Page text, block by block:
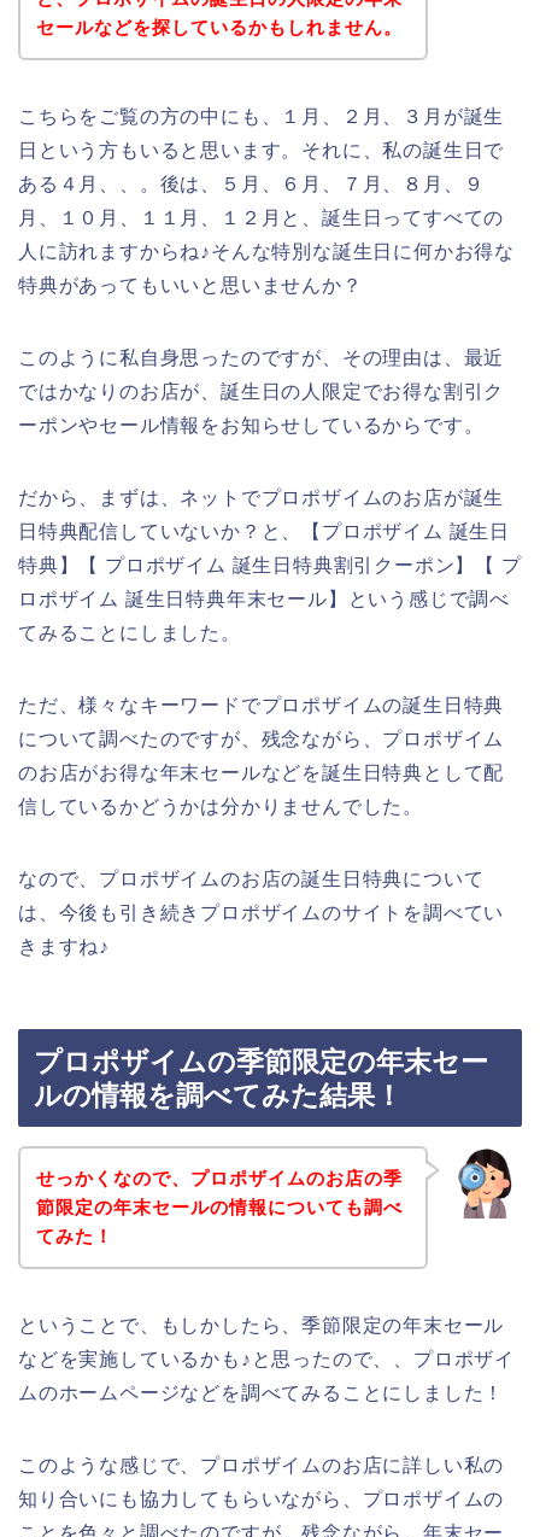
セールなどを探しているかもしれません。
こちらをご覧の方の中にも、１月、２月、３月が誕生
日という方もいると思います。それに、私の誕生日で
ある４月、、。後は、５月、６月、７月、８月、９
月、１０月、１１月、１２月と、誕生日ってすべての
人に訪れますからね♪そんな特別な誕生日に何かお得な
特典があってもいいと思いませんか？
このように私自身思ったのですが、その理由は、最近
ではかなりのお店が、誕生日の人限定でお得な割引ク
ーポンやセール情報をお知らせしているからです。
だから、まずは、ネットでプロポザイムのお店が誕生
日特典配信していないか？と、【プロポザイム 誕生日
特典】【 プロポザイム 誕生日特典割引クーポン】【 プ
ロポザイム 誕生日特典年末セール】という感じで調べ
てみることにしました。
ただ、様々なキーワードでプロポザイムの誕生日特典
について調べたのですが、残念ながら、プロポザイム
のお店がお得な年末セールなどを誕生日特典として配
信しているかどうかは分かりませんでした。
なので、プロポザイムのお店の誕生日特典について
は、今後も引き続きプロポザイムのサイトを調べてい
きますね♪
プロポザイムの季節限定の年末セー
ルの情報を調べてみた結果！
せっかくなので、プロポザイムのお店の季
節限定の年末セールの情報についても調べ
てみた！
ということで、もしかしたら、季節限定の年末セール
などを実施しているかも♪と思ったので、、プロポザイ
ムのホームページなどを調べてみることにしました！
このような感じで、プロポザイムのお店に詳しい私の
知り合いにも協力してもらいながら、プロポザイムの
ことを色々と調べたのですが、残念ながら、年末セー